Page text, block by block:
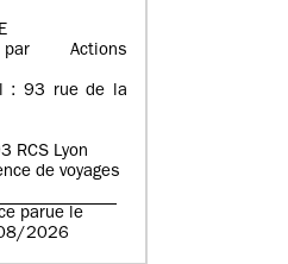
Actions
: 93 rue de la
RCS Lyon
de voyages
parue le
2026